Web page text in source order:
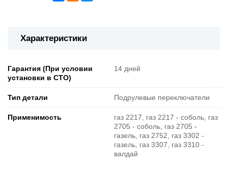
Характеристики
Гарантия (При условии
установки в СТО)
14 дней
Тип детали Подрулевые переключатели
Применимость
газ 2217, газ 2217 - соболь, газ
2705 - соболь, газ 2705 -
газель, газ 2752, газ 3302 -
газель, газ 3307, газ 3310 -
валдай